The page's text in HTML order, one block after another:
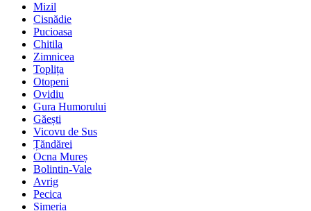
Mizil
Cisnădie
Pucioasa
Chitila
Zimnicea
Toplița
Otopeni
Ovidiu
Gura Humorului
Găești
Vicovu de Sus
Țăndărei
Ocna Mureș
Bolintin-Vale
Avrig
Pecica
Simeria